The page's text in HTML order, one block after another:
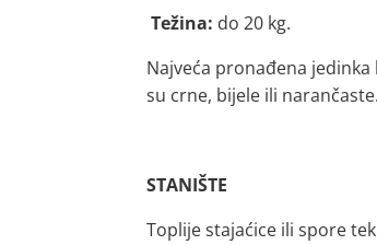
Težina: do 20 kg.
Najveća pronađena
su crne, bijele ili
STANIŠTE
Toplije stajaćice ili spore